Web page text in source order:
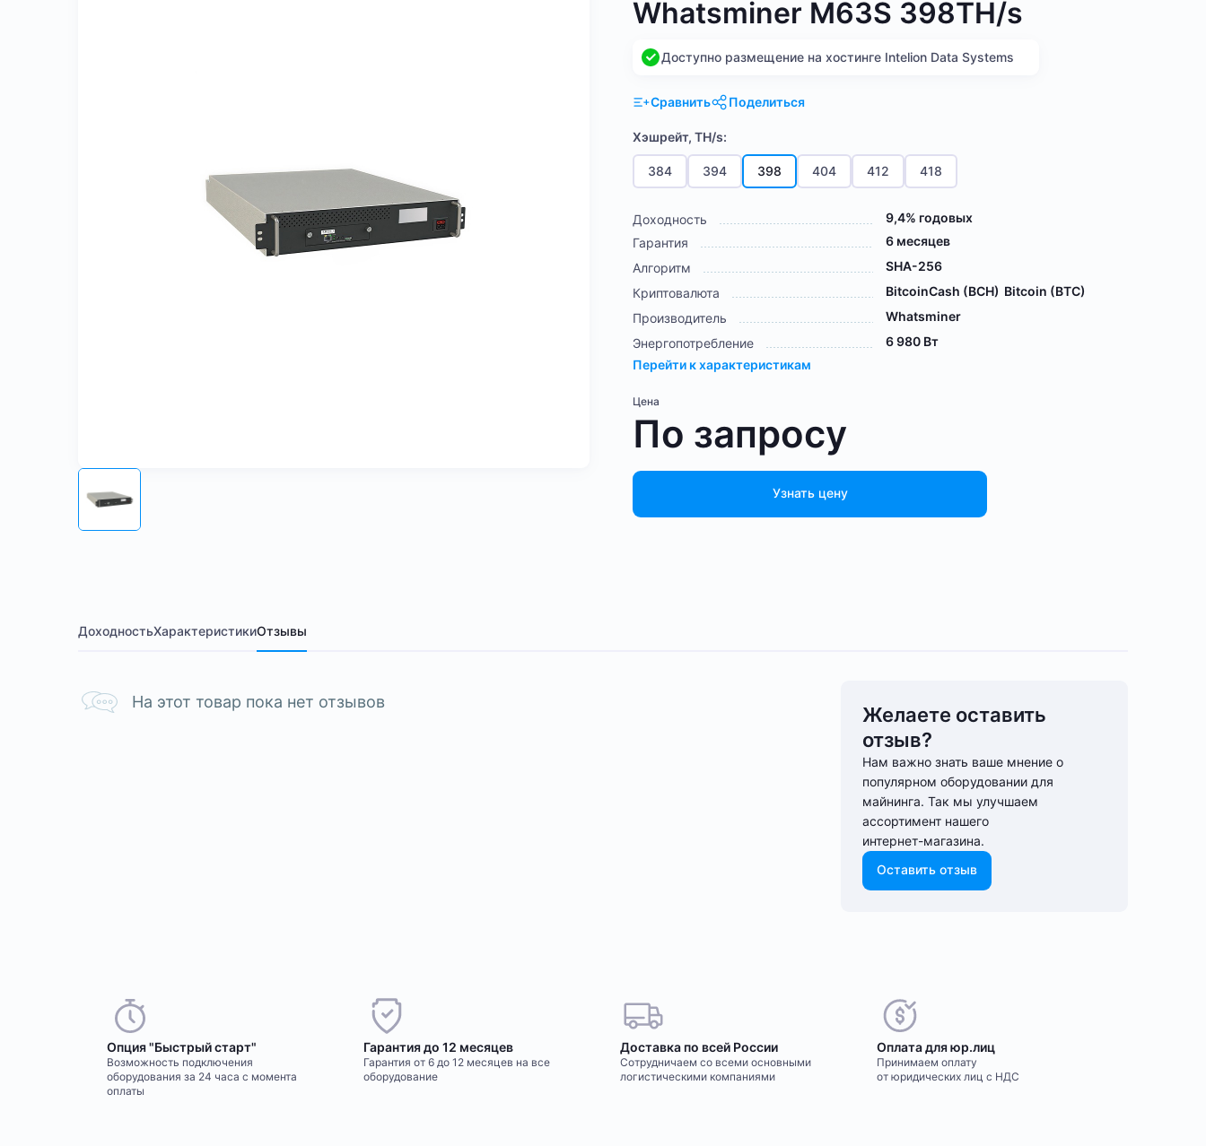
Whatsminer M63S 398TH/s
Доступно размещение на хостинге Intelion Data Systems
Сравнить Поделиться
Хэшрейт, TH/s:
384 394 398 404 412 418
Доходность
9,4% годовых
Гарантия
6 месяцев
Алгоритм
SHA-256
Криптовалюта
BitcoinCash (BCH) Bitcoin (BTC)
Производитель
Whatsminer
Энергопотребление
6 980 Вт
Перейти к характеристикам
Цена
По запросу
Узнать цену
ДоходностьХарактеристикиОтзывы
На этот товар пока нет отзывов
Желаете оставить
отзыв?
Нам важно знать ваше мнение о
популярном оборудовании для
майнинга. Так мы улучшаем
ассортимент нашего
интернет-⁠магазина.
Оставить отзыв
Опция "Быстрый старт"
Возможность подключения
оборудования за 24 часа с момента
оплаты
Гарантия до 12 месяцев
Гарантия от 6 до 12 месяцев на все
оборудование
Доставка по всей России
Сотрудничаем со всеми основными
логистическими компаниями
Оплата для юр.лиц
Принимаем оплату
от юридических лиц с НДС